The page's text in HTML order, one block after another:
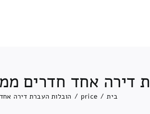
דירה אחד חדרים
בית /
price
/ הובלות העברת דירה